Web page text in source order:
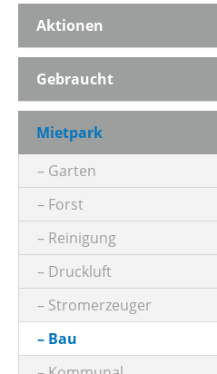
BETRIEBSGEWICHT
FREQUENZ
HAND-ARM-VIBRATION
HUBRAUM (IN CM³)
Aktionen
Gebraucht
Mietpark
Garten
Forst
Reinigung
Druckluft
Stromerzeuger
Bau